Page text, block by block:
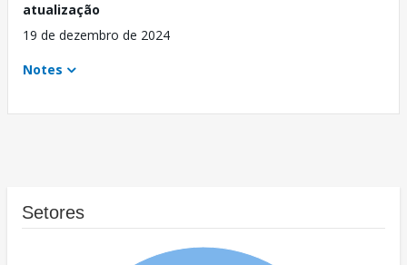
atualização
19 de dezembro de 2024
Notes
Setores